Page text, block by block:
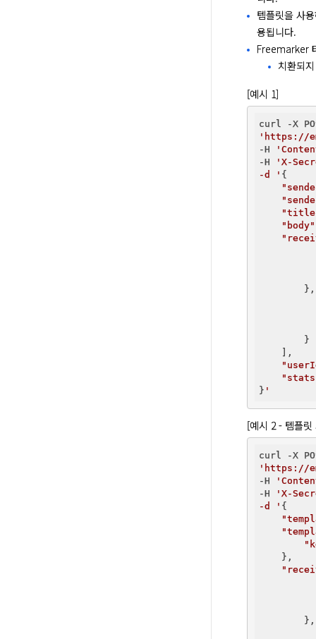
템플릿을 사
용됩니다.
Freemarker
치환되
[예시 1]
'https://
-H
-H
'X-
-d ' {
"body"
        }
    ],
}
[예시 2 - 템플릿
'https://
-H
-H
'X-
-d ' {
    },